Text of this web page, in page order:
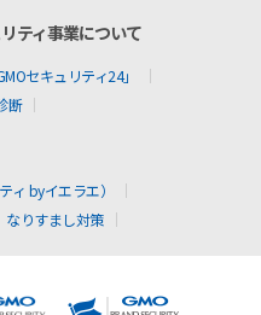
ティ事業について
セキュリティ24」
断
ィ byイエラエ）
なりすまし対策